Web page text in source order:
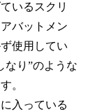
いるスクリ
バットメン
使用してい
なり”のような
。
入っている